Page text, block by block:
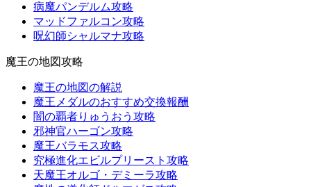
病魔パンデルム攻略
マッドファルコン攻略
呪幻師シャルマナ攻略
魔王の地図攻略
魔王の地図の解説
魔王メダルのおすすめ交換報酬
闇の覇者りゅうおう攻略
邪神官ハーゴン攻略
魔王バラモス攻略
究極進化エビルプリースト攻略
天魔王オルゴ・デミーラ攻略